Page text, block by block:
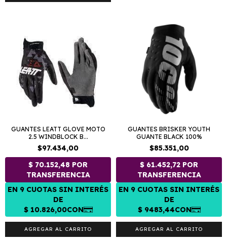
GUANTES LEATT GLOVE MOTO
2.5 WINDBLOCK B...
$97.434,00
AGREGAR AL CARRITO
GUANTES BRISKER YOUTH
GUANTE BLACK 100%
$85.351,00
AGREGAR AL CARRITO